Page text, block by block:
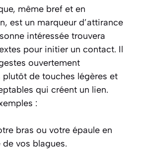
même bref et en
est un marqueur d’attirance
intéressée trouvera
pour initier un contact. Il
ouvertement
plutôt de touches légères et
qui créent un lien.
:
bras ou votre épaule en
de vos blagues.